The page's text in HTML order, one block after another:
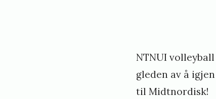
NTNUI
gleden av å
til Midtnordisk!